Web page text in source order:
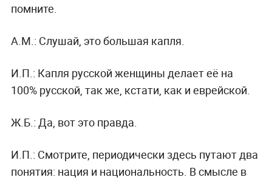
помните.
А.М.: Слушай, это большая капля.
И.П.: Капля русской женщины делает её на
100% русской, так же, кстати, как и еврейской.
Ж.Б.: Да, вот это правда.
И.П.: Смотрите, периодически здесь путают два
понятия: нация и национальность. В смысле в